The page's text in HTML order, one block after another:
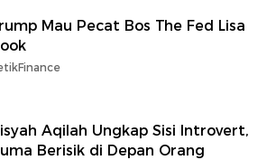
Mau Pecat Bos The Fed Lisa
Aqilah Ungkap Sisi Introvert,
Berisik di Depan Orang